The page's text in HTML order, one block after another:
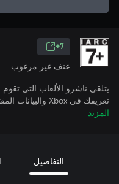
7+
عنف غير مرغوب
يتلقى ناشرو الألعاب التي
تعريفك في Xbox والبيانات المقترنة بينما تمارس الألعاب.
المزيد
التفاصيل